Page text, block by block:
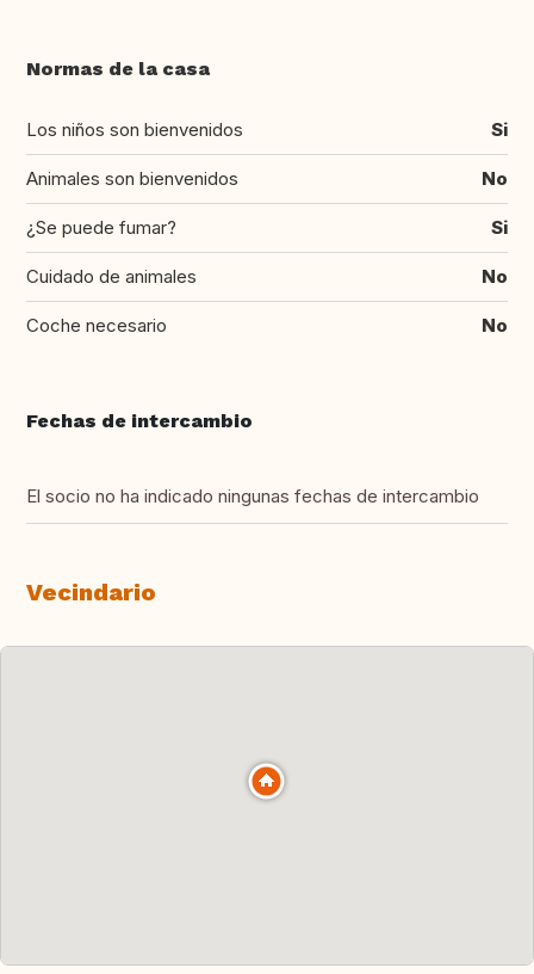
Normas de la casa
Los niños son bienvenidos Si
Animales son bienvenidos No
¿Se puede fumar? Si
Cuidado de animales No
Coche necesario No
Fechas de intercambio
El socio no ha indicado ningunas fechas de intercambio
Vecindario